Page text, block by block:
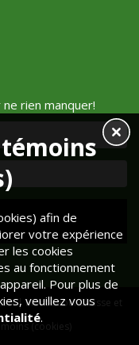
rien manquer!
| Mont-Lebel Chasse et
(cookies)
afin de
votre expérience
les cookies
au fonctionnement
Pour plus de
veuillez vous
.